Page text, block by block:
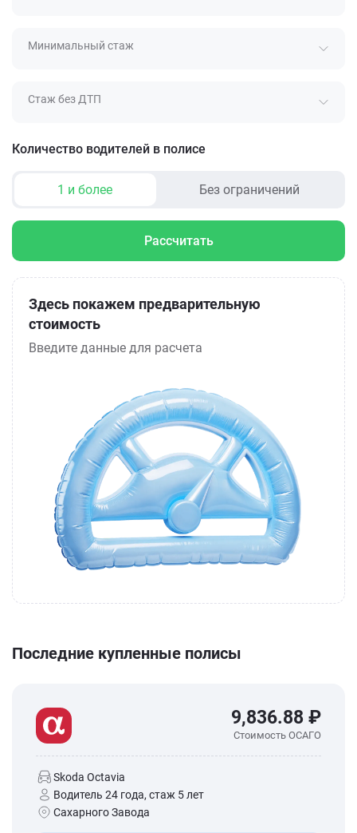
Минимальный стаж
Стаж без ДТП
Количество водителей в полисе
1 и более Без ограничений
Рассчитать
Здесь покажем предварительную
стоимость
Введите данные для расчета
Последние купленные полисы
9,836.88 ₽
Стоимость ОСАГО
Skoda Octavia
Водитель 24 года, стаж 5 лет
Сахарного Завода